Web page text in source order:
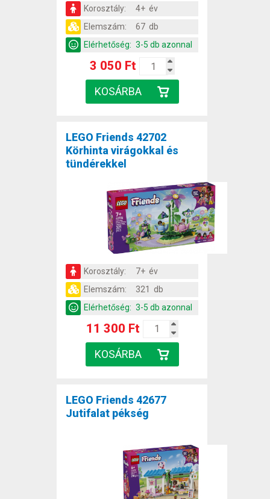
Korosztály:
4+ év
Elemszám:
67 db
Elérhetőség: 3-5 db azonnal
3 050 Ft
LEGO Friends 42702
Körhinta virágokkal és
tündérekkel
Korosztály:
7+ év
Elemszám:
321 db
Elérhetőség: 3-5 db azonnal
11 300 Ft
LEGO Friends 42677
Jutifalat pékség